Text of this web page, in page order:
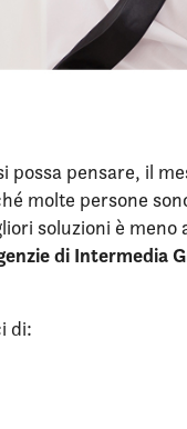
possa pensare, il
molte persone
soluzioni è
di Intermedia
di: